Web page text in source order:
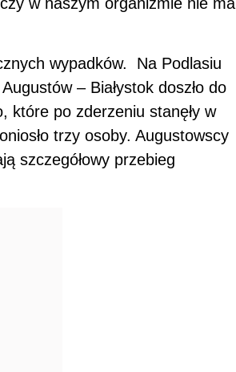
wypadków. Na Podlasiu
– Białystok doszło do
które po zderzeniu stanęły w
trzy osoby. Augustowscy
szczegółowy przebieg